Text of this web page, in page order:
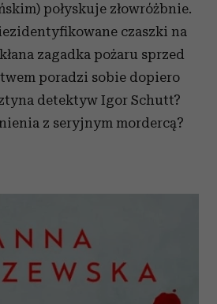
połyskuje złowróżbnie.
czaszki na
zagadka pożaru sprzed
poradzi sobie dopiero
detektyw Igor Schutt?
z seryjnym mordercą?